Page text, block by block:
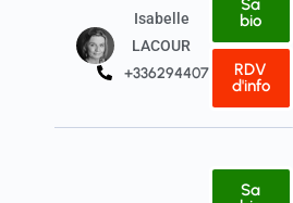
Isabelle
LACOUR
+33629440736
Sa
bio
RDV
d'info
Sa